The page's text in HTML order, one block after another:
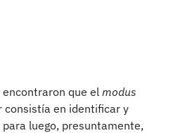
que el modus
en identificar y
luego, presuntamente,